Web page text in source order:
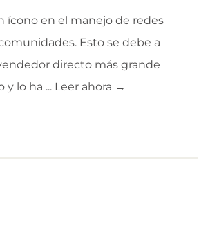
ícono en el manejo de redes
Esto se debe a
directo más grande
lo ha ... Leer ahora →